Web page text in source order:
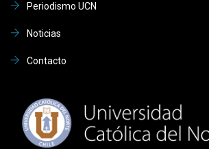
Periodismo UCN
Noticias
Contacto